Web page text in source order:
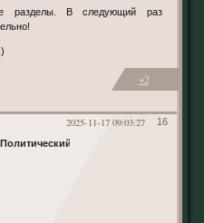
разделы. В следующий раз
+2
16
2025-11-17 09:03:27